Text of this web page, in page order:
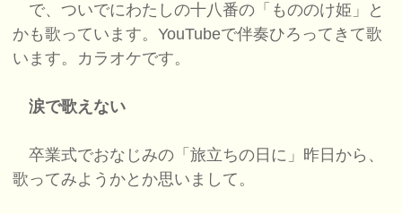
で、ついでにわたしの十八番の「もののけ姫」と
かも歌っています。YouTubeで伴奏ひろってきて歌
います。カラオケです。
涙で歌えない
卒業式でおなじみの「旅立ちの日に」昨日から、
歌ってみようかとか思いまして。